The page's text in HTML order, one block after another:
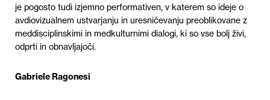
je pogosto tudi izjemno performativen, v katerem so ideje o
avdiovizualnem ustvarjanju in uresničevanju preoblikovane z
meddisciplinskimi in medkulturnimi dialogi, ki so vse bolj živi,
odprti in obnavljajoči.
Gabriele Ragonesi